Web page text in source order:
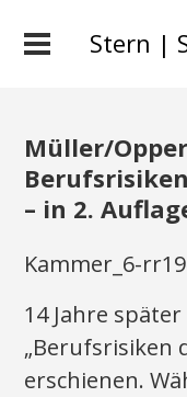
Stern |
Müller/
– in 2.
Kammer_6-
14 Jahre
„Berufsrisiken
erschienen.